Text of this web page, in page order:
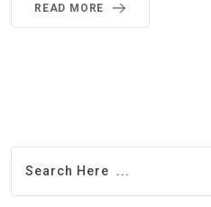
READ MORE